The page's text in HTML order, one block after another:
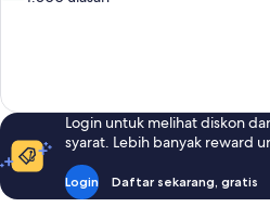
Login untuk melihat diskon
syarat. Lebih banyak reward
Login Daftar sekarang, gratis